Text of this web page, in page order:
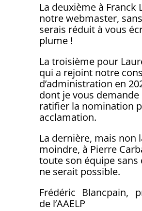
La deuxième à Franck
notre webmaster, sans
serais réduit à vous
plume !
La troisième pour
qui a rejoint notre
d’administration en
dont je vous demande
ratifier la nomination
acclamation.
La dernière, mais non
moindre, à Pierre
toute son équipe sans
ne serait possible.
Frédéric Blancpain,
de l’AAELP